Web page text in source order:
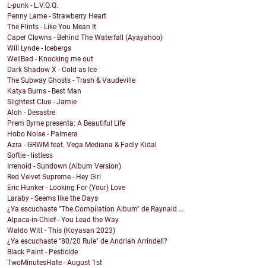
L-punk - L.V.Q.Q.
Penny Lame - Strawberry Heart
The Flints - Like You Mean It
Caper Clowns - Behind The Waterfall (Ayayahoo)
Will Lynde - Icebergs
WellBad - Knocking me out
Dark Shadow X - Cold as Ice
The Subway Ghosts - Trash & Vaudeville
Katya Burns - Best Man
Slightest Clue - Jamie
Aloh - Desastre
Prem Byrne presenta: A Beautiful Life
Hobo Noise - Palmera
Azra - GRWM feat. Vega Mediana & Fadly Kidal
Softie - listless
Irrenoid - Sundown (Album Version)
Red Velvet Supreme - Hey Girl
Eric Hunker - Looking For (Your) Love
Laraby - Seems like the Days
¿Ya escuchaste "The Compilation Album" de Raynald ...
Alpaca-in-Chief - You Lead the Way
Waldo Witt - This (Koyasan 2023)
¿Ya escuchaste "80/20 Rule" de Andriah Arrindell?
Black Paint - Pesticide
TwoMinutesHate - August 1st